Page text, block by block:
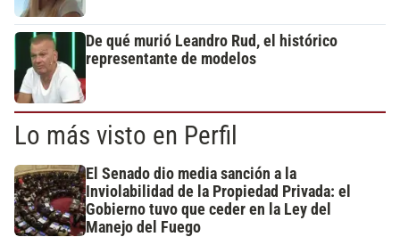
De qué murió Leandro Rud, el histórico
representante de modelos
Lo más visto en Perfil
El Senado dio media sanción a la
Inviolabilidad de la Propiedad Privada: el
Gobierno tuvo que ceder en la Ley del
Manejo del Fuego